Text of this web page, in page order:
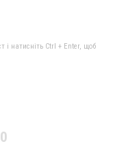
і натисніть Ctrl + Enter, щоб